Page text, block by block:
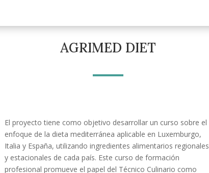
AGRIMED DIET
El proyecto tiene como objetivo desarrollar un curso sobre el
enfoque de la dieta mediterránea aplicable en Luxemburgo,
Italia y España, utilizando ingredientes alimentarios regionales
y estacionales de cada país. Este curso de formación
profesional promueve el papel del Técnico Culinario como